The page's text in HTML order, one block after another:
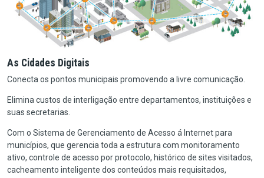
As Cidades Digitais
Conecta os pontos municipais promovendo a livre comunicação.
Elimina custos de interligação entre departamentos, instituições e
suas secretarias.
Com o Sistema de Gerenciamento de Acesso á Internet para
municípios, que gerencia toda a estrutura com monitoramento
ativo, controle de acesso por protocolo, histórico de sites visitados,
cacheamento inteligente dos conteúdos mais requisitados,